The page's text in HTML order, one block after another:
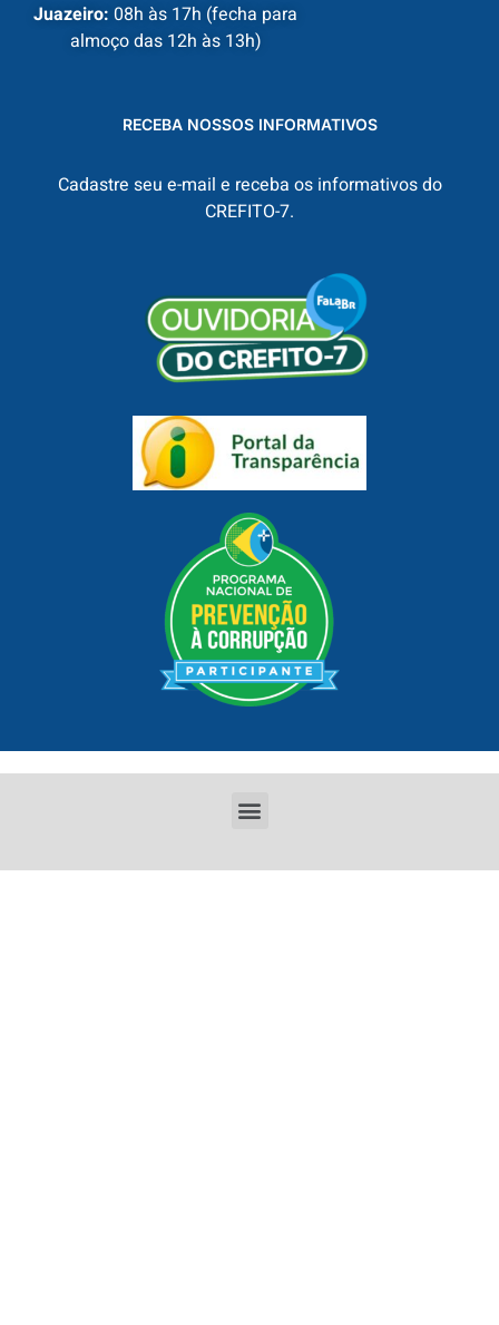
Juazeiro: 08h às 17h (fecha para
almoço das 12h às 13h)
RECEBA NOSSOS INFORMATIVOS
Cadastre seu e-mail e receba os informativos do
CREFITO-7.